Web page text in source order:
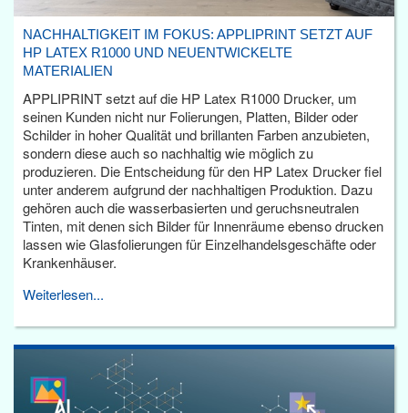
NACHHALTIGKEIT IM FOKUS: APPLIPRINT SETZT AUF
HP LATEX R1000 UND NEUENTWICKELTE
MATERIALIEN
APPLIPRINT setzt auf die HP Latex R1000 Drucker, um
seinen Kunden nicht nur Folierungen, Platten, Bilder oder
Schilder in hoher Qualität und brillanten Farben anzubieten,
sondern diese auch so nachhaltig wie möglich zu
produzieren. Die Entscheidung für den HP Latex Drucker fiel
unter anderem aufgrund der nachhaltigen Produktion. Dazu
gehören auch die wasserbasierten und geruchsneutralen
Tinten, mit denen sich Bilder für Innenräume ebenso drucken
lassen wie Glasfolierungen für Einzelhandelsgeschäfte oder
Krankenhäuser.
Weiterlesen...